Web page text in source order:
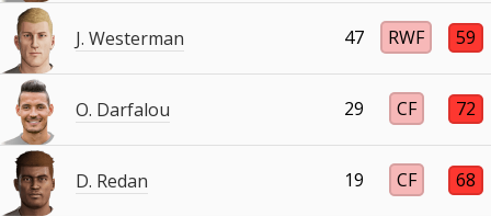
J. Westerman 47 RWF 59
O. Darfalou 29 CF 72
D. Redan 19 CF 68